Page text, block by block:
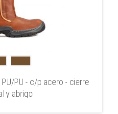
PU - c/p acero - cierre
y abrigo